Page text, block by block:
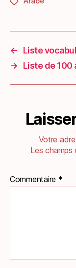
←
Liste
→
Liste de 100
Votre
Les champs
Commentaire *